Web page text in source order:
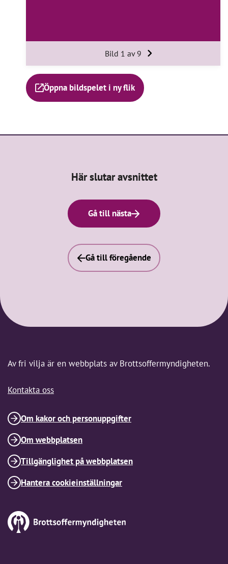
Bild 1 av 9
Öppna bildspelet i ny flik
Här slutar avsnittet
Gå till föregående
Gå till nästa
Av fri vilja är en webbplats av Brottsoffermyndigheten.
Kontakta oss
Om kakor och personuppgifter
Om webbplatsen
Tillgänglighet på webbplatsen
Hantera cookieinställningar